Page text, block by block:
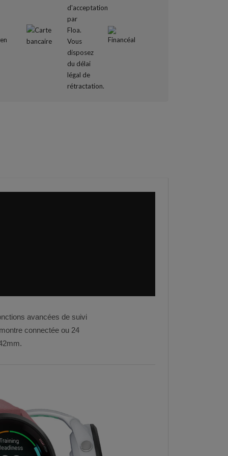
avancées de suivi
connectée ou 24